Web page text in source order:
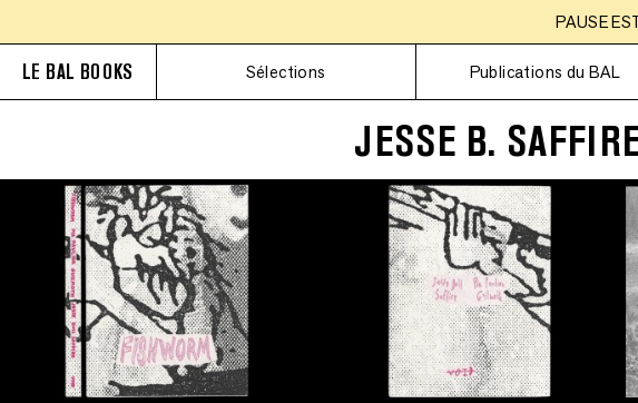
PAUSE
LE BAL BOOKS Sélections Publications du BAL
JESSE B.